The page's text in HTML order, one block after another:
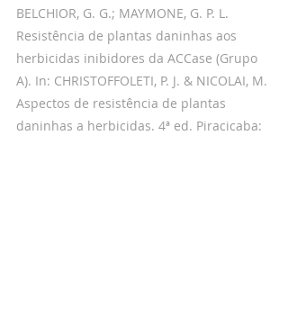
BELCHIOR, G. G.; MAYMONE, G. P. L.
Resistência de plantas daninhas aos
herbicidas inibidores da ACCase (Grupo
A). In: CHRISTOFFOLETI, P. J. & NICOLAI, M.
Aspectos de resistência de plantas
daninhas a herbicidas. 4ª ed. Piracicaba: